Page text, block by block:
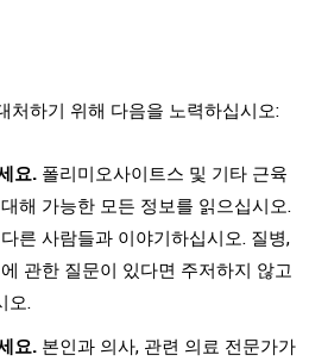
처하기 위해 다음을 노력하십시오:
요. 폴리미오사이트스 및 기타 근육
해 가능한 모든 정보를 읽으십시오.
른 사람들과 이야기하십시오. 질병,
관한 질문이 있다면 주저하지 않고
오.
요. 본인과 의사, 관련 의료 전문가가